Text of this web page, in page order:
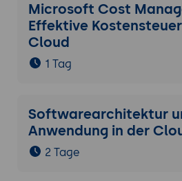
Microsoft Cost
Effektive
Cloud
1 Tag
Softwarearchitektur
Anwendung in der
2 Tage